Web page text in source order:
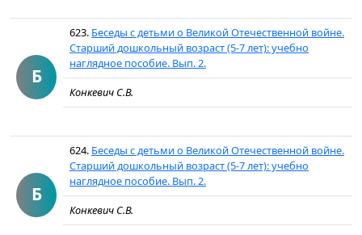
Б
623. Беседы с детьми о Великой Отечественной войне.
Старший дошкольный возраст (5-7 лет): учебно
наглядное пособие. Вып. 2.
Конкевич С.В.
Б
624. Беседы с детьми о Великой Отечественной войне.
Старший дошкольный возраст (5-7 лет): учебно
наглядное пособие. Вып. 2.
Конкевич С.В.